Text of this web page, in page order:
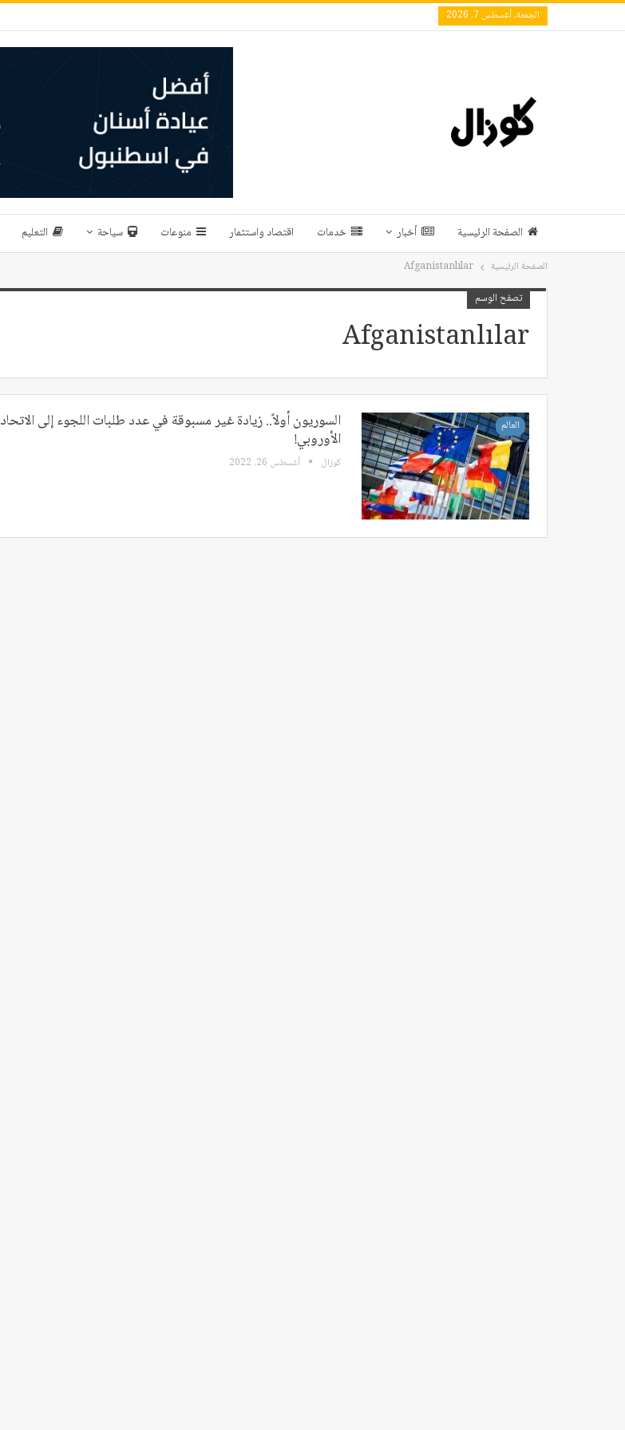
الجمعة, أغسطس 7, 2026
الصفحة الرئيسية أخبار خدمات اقتصاد واستثمار منوعات سياحة التعليم
الصفحة الرئيسية Afganistanlılar
تصفح الوسم
Afganistanlılar
العالم السوريون أولاً.. زيادة غير مسبوقة في عدد طلبات اللجوء إلى الاتحاد
الأوروبي!
كوزال أغسطس 26, 2022